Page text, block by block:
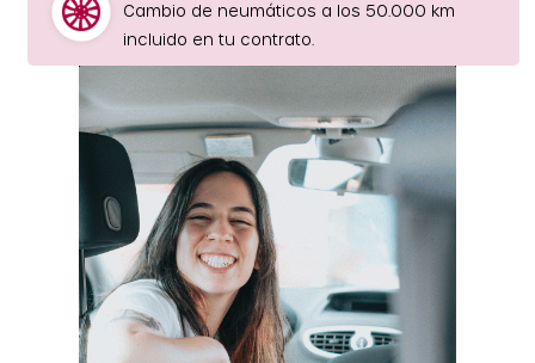
Cambio de neumáticos a los 50.000 km
incluido en tu contrato.